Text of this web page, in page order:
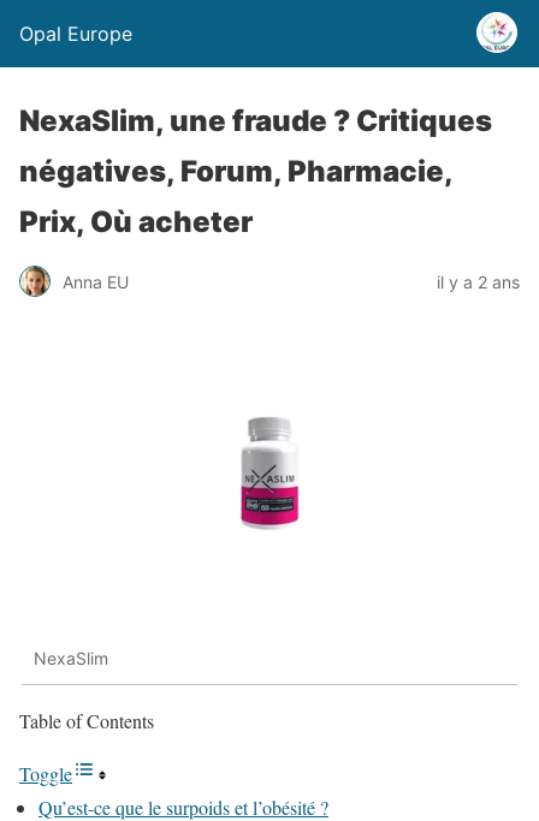
Opal Europe
NexaSlim, une fraude ? Critiques
négatives, Forum, Pharmacie,
Prix, Où acheter
Anna EU il y a 2 ans
NexaSlim
Table of Contents
Toggle
Qu’est-ce que le surpoids et l’obésité ?